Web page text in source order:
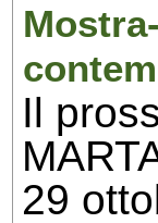
Il
29